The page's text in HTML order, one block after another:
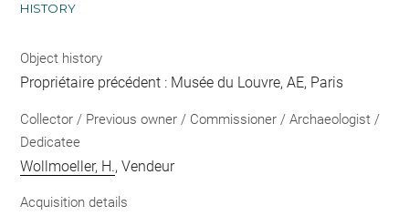
HISTORY
Object history
Propriétaire précédent : Musée du Louvre, AE, Paris
Collector / Previous owner / Commissioner / Archaeologist /
Dedicatee
Wollmoeller, H., Vendeur
Acquisition details